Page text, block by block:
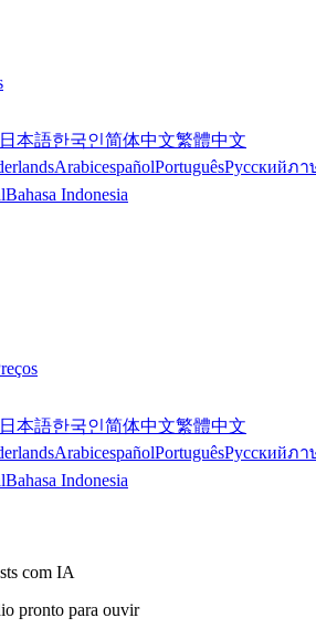
日本語한국인简体中文繁體中文
ArabicespañolPortuguêsРусскийภา
Bahasa Indonesia
日本語한국인简体中文繁體中文
ArabicespañolPortuguêsРусскийภา
Bahasa Indonesia
com IA
pronto para ouvir